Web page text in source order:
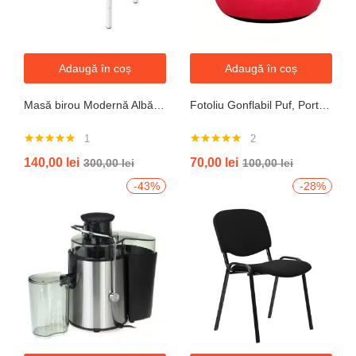
Adaugă în coș
5.00din 5
1
140,00 lei 300,00lei
Adaugă în coș
5.00din 5
2
70,00 lei 100,00lei
-43%
-28%